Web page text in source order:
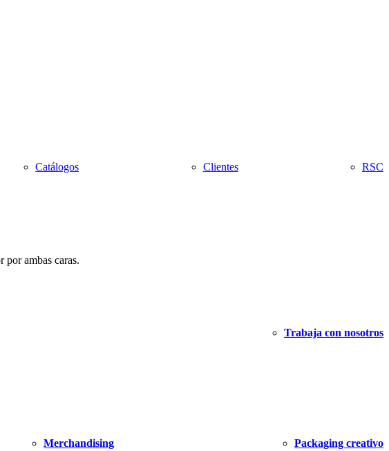
Catálogos Clientes RSC
Trabaja con nosotros
Merchandising Packaging creativo
por ambas caras.